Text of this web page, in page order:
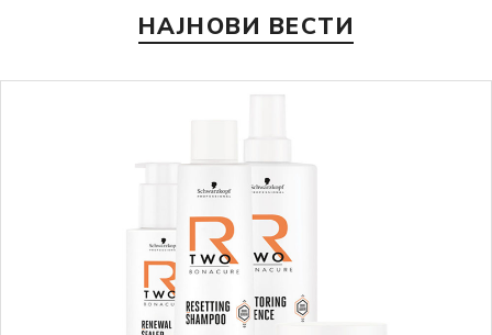
НАЈНОВИ ВЕСТИ